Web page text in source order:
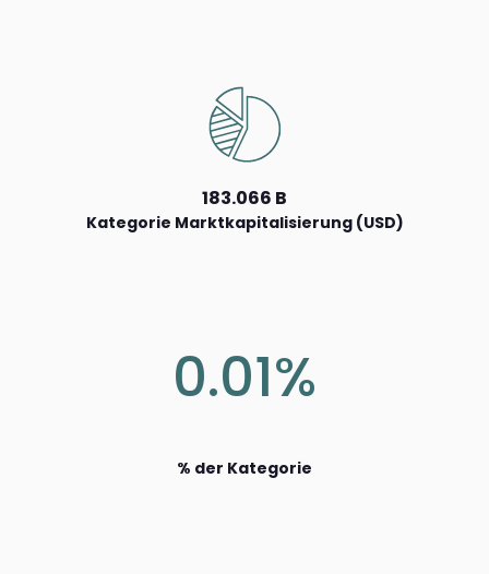
183.066 B
Kategorie Marktkapitalisierung (USD)
0.01%
% der Kategorie